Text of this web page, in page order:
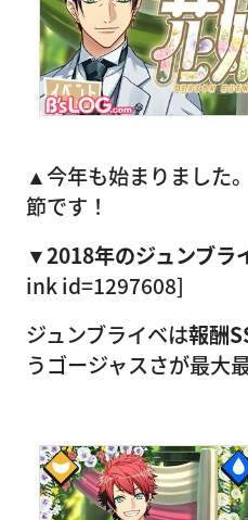
▲今年も始まりました
節です！
▼2018年のジュンブラ
ink id=1297608]
ジュンブライベは報酬
うゴージャスさが最大